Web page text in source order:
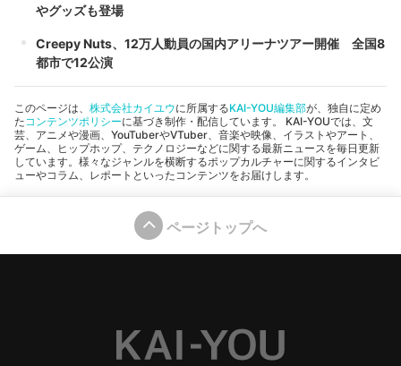
やグッズも登場
Creepy Nuts、12万人動員の国内アリーナツアー開催 全国8
都市で12公演
このページは、 株式会社カイユウに所属するKAI-YOU編集部が、独自に定め
た コンテンツポリシーに基づき制作・配信しています。 KAI-YOUでは、文
芸、アニメや漫画、YouTuberやVTuber、音楽や映像、イラストやアート、
ゲーム、ヒップホップ、テクノロジーなどに関する最新ニュースを毎日更新
しています。様々なジャンルを横断するポップカルチャーに関するインタビ
ューやコラム、レポートといったコンテンツをお届けします。
ページトップへ